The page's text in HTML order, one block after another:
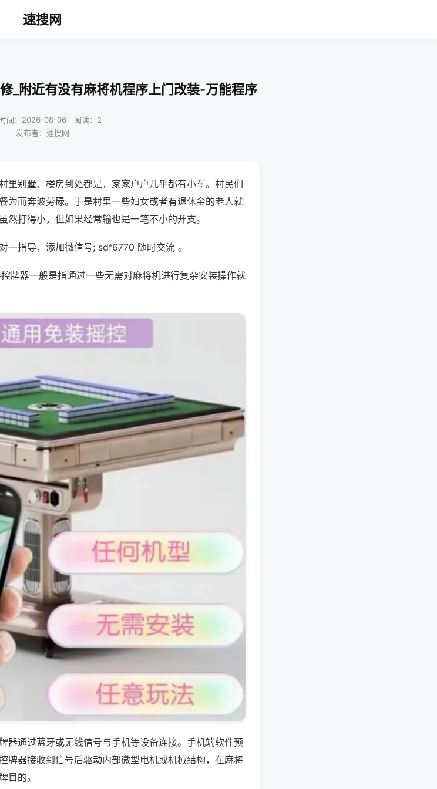
速搜网
_附近有没有麻将机程序上门改装-万能程序
间：2026-08-06｜阅读：2
发布者：速搜网
里别墅、楼房到处都是，家家户户几乎都有小车。村民们
为而奔波劳碌。于是村里一些妇女或者有退休金的老人就
打得小，但如果经常输也是一笔不小的开支。
一指导，添加微信号; sdf6770 随时交流 。
牌器一般是指通过一些无需对麻将机进行复杂安装操作就
器通过蓝牙或无线信号与手机等设备连接。手机端软件预
牌器接收到信号后驱动内部微型电机或机械结构，在麻将
目的。